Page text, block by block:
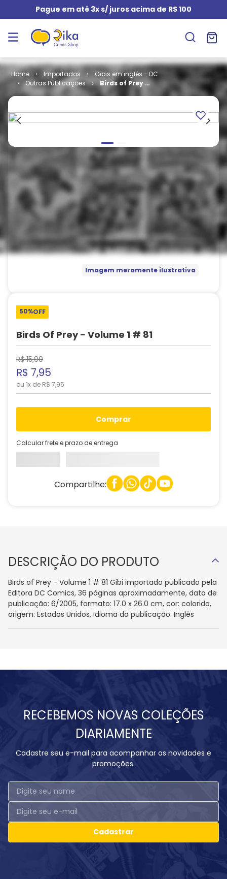
Pague em até 3x s/ juros acima de R$ 100
Importados
Gibis em inglês - DC
Outras Publicações
Birds of Prey -
Volume 1 # 81
Imagem meramente ilustrativa
50%OFF
Birds Of Prey - Volume 1 # 81
R$ 15,90
R$ 7,95
ou 1x de R$ 7,95
comprar
Calcular frete e prazo de entrega
Compartilhe:
DESCRIÇÃO DO PRODUTO
Birds of Prey - Volume 1 # 81 Gibi importado publicado pela
Editora DC Comics, 36 páginas aproximadamente, data de
publicação: 6/2005, formato: 17.0 x 26.0 cm, cor: colorido,
origem: Estados Unidos, idioma da publicação: Inglês
RECEBEMOS NOVAS COLEÇÕES
DIARIAMENTE
Cadastre seu e-mail para acompanhar as novidades e
promoções.
Cadastrar